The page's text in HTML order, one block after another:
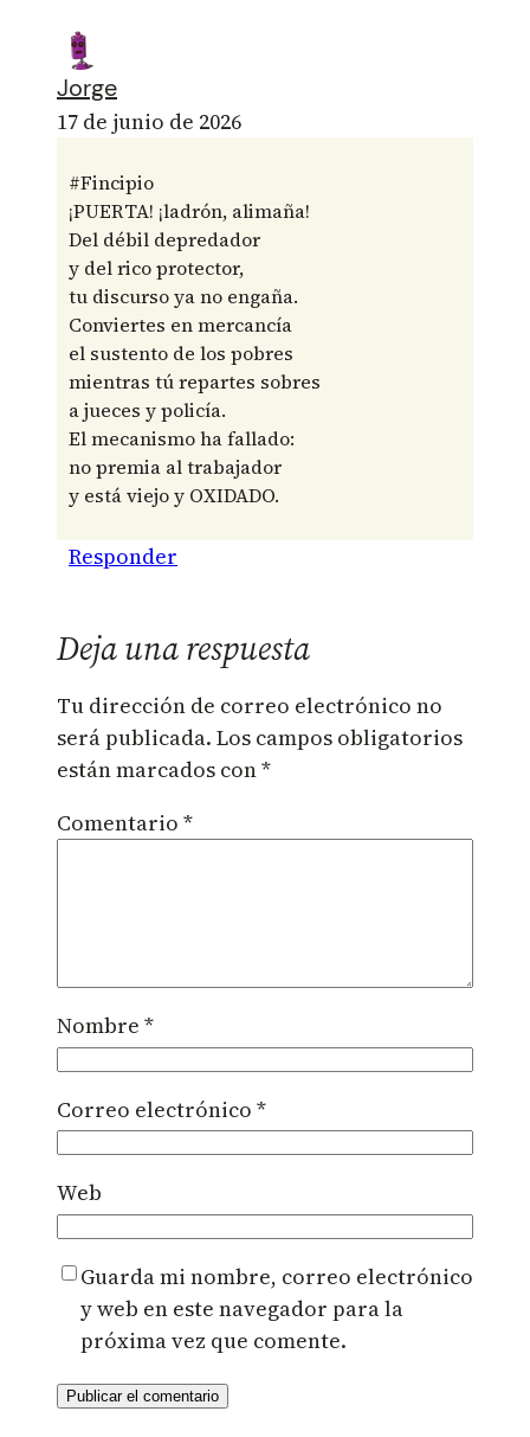
Jorge
17 de junio de 2026
#Fincipio
¡PUERTA! ¡ladrón, alimaña!
Del débil depredador
y del rico protector,
tu discurso ya no engaña.
Conviertes en mercancía
el sustento de los pobres
mientras tú repartes sobres
a jueces y policía.
El mecanismo ha fallado:
no premia al trabajador
y está viejo y OXIDADO.
Responder
Deja una respuesta
Tu dirección de correo electrónico no
será publicada. Los campos obligatorios
están marcados con*
Comentario *
Nombre *
Correo electrónico *
Web
Guarda mi nombre, correo electrónico
y web en este navegador para la
próxima vez que comente.